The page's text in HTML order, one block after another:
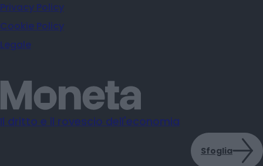
Privacy Policy
Cookie Policy
Legale
Il dritto e il rovescio dell'economia
Sfoglia